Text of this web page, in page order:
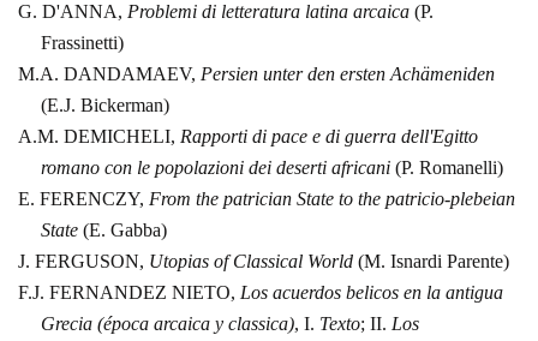
G. D'ANNA, Problemi di letteratura latina arcaica (P.
Frassinetti)
M.A. DANDAMAEV, Persien unter den ersten Achämeniden
(E.J. Bickerman)
A.M. DEMICHELI, Rapporti di pace e di guerra dell'Egitto
romano con le popolazioni dei deserti africani (P. Romanelli)
E. FERENCZY, From the patrician State to the patricio-plebeian
State(E. Gabba)
J. FERGUSON, Utopias of Classical World (M. Isnardi Parente)
F.J. FERNANDEZ NIETO, Los acuerdos belicos en la antigua
Grecia (época arcaica y classica), I. Texto; II. Los